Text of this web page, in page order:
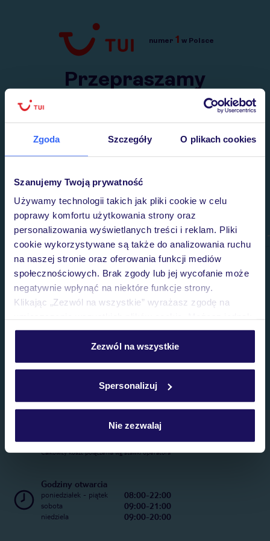
Zgoda Szczegóły O plikach cookies
Szanujemy Twoją prywatność
Używamy technologii takich jak pliki cookie w celu
poprawy komfortu użytkowania strony oraz
personalizowania wyświetlanych treści i reklam. Pliki
cookie wykorzystywane są także do analizowania ruchu
na naszej stronie oraz oferowania funkcji mediów
społecznościowych. Brak zgody lub jej wycofanie może
negatywnie wpłynąć na niektóre funkcje strony.
Klikając „Zezwól na wszystkie” wyrażasz zgodę na
personalizować swój wybór wchodząc w zakładkę
Szczegółowe informacje o plikach cookie znajdziesz
Zezwól na wszystkie
Spersonalizuj
Nie zezwalaj
Przejdź do TUI.pl
numer 1 w Polsce
Przepraszamy
Wysłaliśmy nasz serwis na krótkie wakacje.
Telefoniczne Centrum Rezerwacji
22 270 31 20
Całkowity koszt połączenia wg stawki operatora
Godziny otwarcia
poniedziałek - piątek 08:00-22:00
sobota 09:00-21:00
niedziela 09:00-20:00